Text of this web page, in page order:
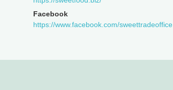
Facebook
https://www.facebook.com/sweettradeoffice